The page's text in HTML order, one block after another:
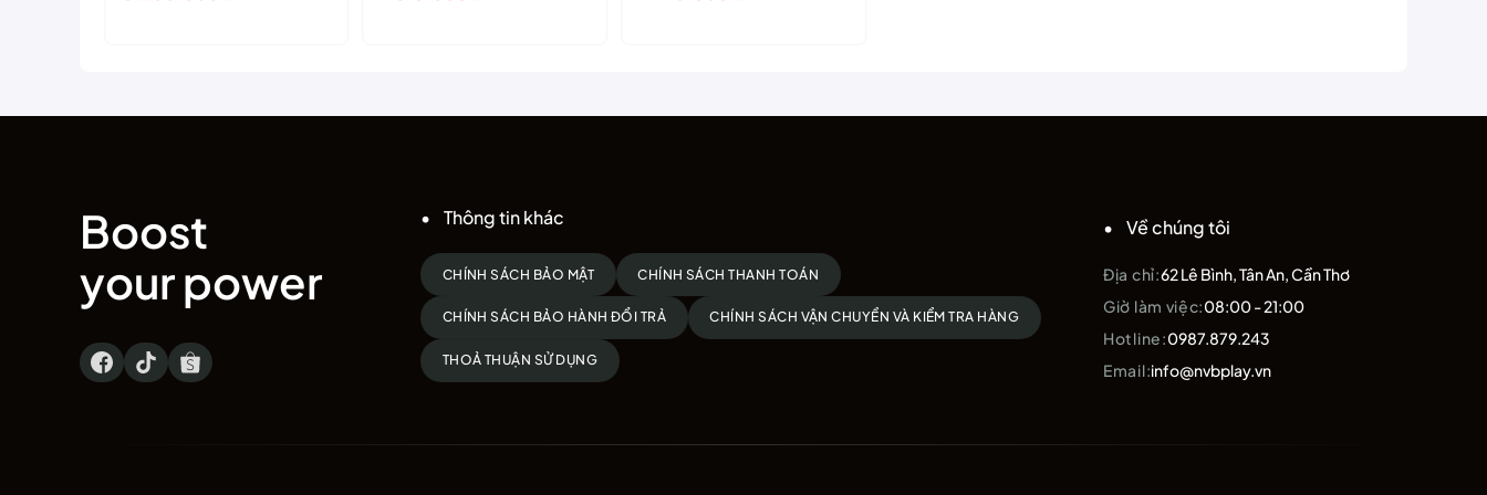
Boost
your power
Thông tin khác
CHÍNH SÁCH BẢO MẬT CHÍNH SÁCH THANH TOÁN
CHÍNH SÁCH BẢO HÀNH ĐỔI TRẢ CHÍNH SÁCH VẬN CHUYỂN VÀ KIỂM TRA HÀNG
THOẢ THUẬN SỬ DỤNG
Về chúng tôi
Địa chỉ:62 Lê Bình, Tân An, Cần Thơ
Giờ làm việc:08:00 - 21:00
Hotline:0987.879.243
Email:info@nvbplay.vn